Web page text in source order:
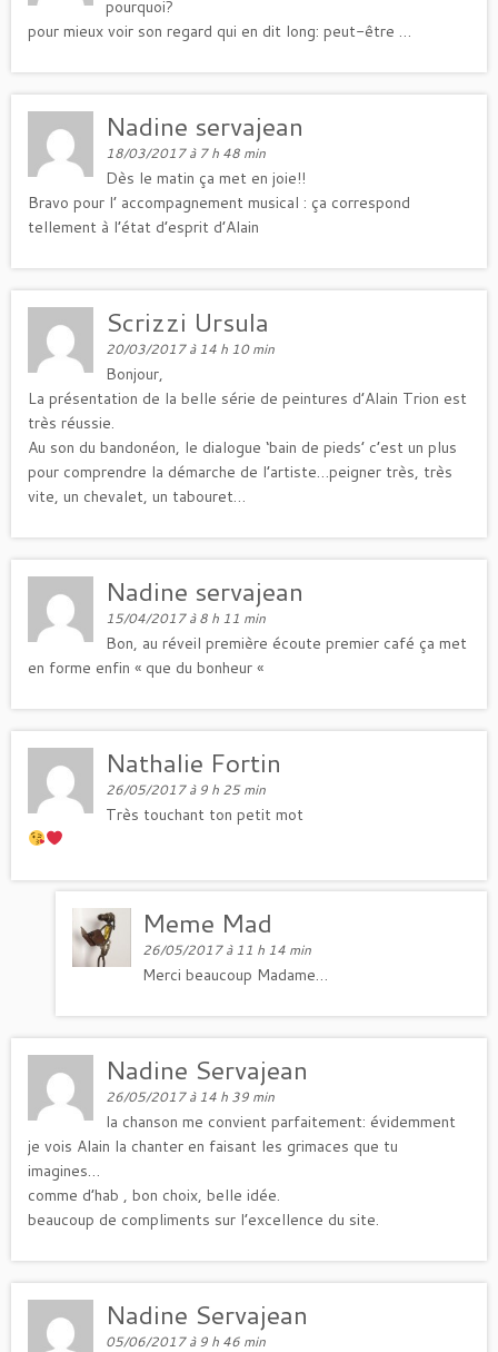
pourquoi?
pour mieux voir son regard qui en dit long: peut-être …
Nadine servajean
18/03/2017 à 7 h 48 min
Dès le matin ça met en joie!!
Bravo pour l’ accompagnement musical : ça correspond
tellement à l’état d’esprit d’Alain
Scrizzi Ursula
20/03/2017 à 14 h 10 min
Bonjour,
La présentation de la belle série de peintures d’Alain Trion est
très réussie.
Au son du bandonéon, le dialogue ‘bain de pieds’ c’est un plus
pour comprendre la démarche de l’artiste…peigner très, très
vite, un chevalet, un tabouret…
Nadine servajean
15/04/2017 à 8 h 11 min
Bon, au réveil première écoute premier café ça met
en forme enfin « que du bonheur «
Nathalie Fortin
26/05/2017 à 9 h 25 min
Très touchant ton petit mot
Meme Mad
26/05/2017 à 11 h 14 min
Merci beaucoup Madame…
Nadine Servajean
26/05/2017 à 14 h 39 min
la chanson me convient parfaitement: évidemment
je vois Alain la chanter en faisant les grimaces que tu
imagines…
comme d’hab , bon choix, belle idée.
beaucoup de compliments sur l’excellence du site.
Nadine Servajean
05/06/2017 à 9 h 46 min